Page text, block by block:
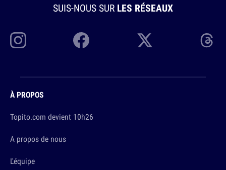
SUIS-NOUS SUR LES RÉSEAUX
À PROPOS
Topito.com devient 10h26
A propos de nous
L'équipe